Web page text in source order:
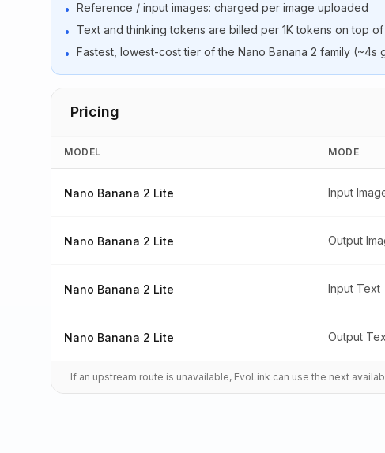
• Reference / input images: charged per image uploaded
•
Text and thinking tokens are billed per 1K tokens on top
• Fastest, lowest-cost tier of the Nano Banana 2 family (~4s
Pricing
MODEL MODE
Nano Banana 2 Lite Input
Nano Banana 2 Lite Output
Nano Banana 2 Lite Input Text
Nano Banana 2 Lite Output
If an upstream route is unavailable, EvoLink can use the next